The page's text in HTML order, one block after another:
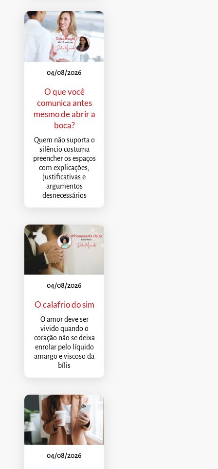
04/08/2026
O que você
comunica antes
mesmo de abrir a
boca?
Quem não suporta o
silêncio costuma
preencher os espaços
com explicações,
justificativas e
argumentos
desnecessários
04/08/2026
O calafrio do sim
O amor deve ser
vivido quando o
coração não se deixa
enrolar pelo líquido
amargo e viscoso da
bílis
04/08/2026